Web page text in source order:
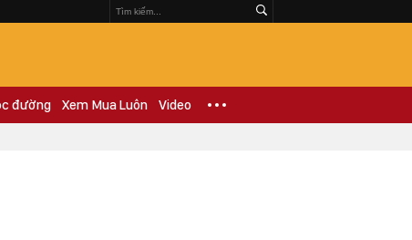
đường Xem Mua Luôn Video